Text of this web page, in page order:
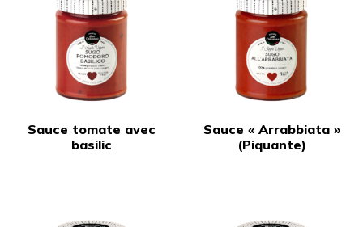
Sauce tomate avec
basilic
Sauce « Arrabbiata »
(Piquante)